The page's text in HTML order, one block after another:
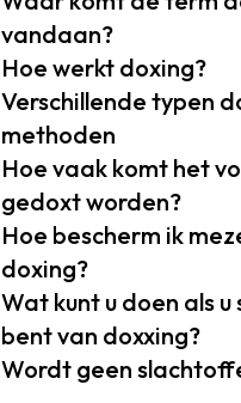
vandaan?
Hoe werkt doxing?
Verschillende typen
methoden
Hoe vaak komt het
gedoxt worden?
Hoe bescherm ik
doxing?
Wat kunt u doen als
bent van doxxing?
Wordt geen